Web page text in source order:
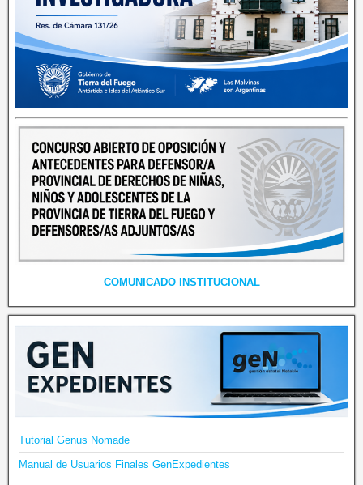
COMUNICADO INSTITUCIONAL
Tutorial Genus Nomade
Manual de Usuarios Finales GenExpedientes